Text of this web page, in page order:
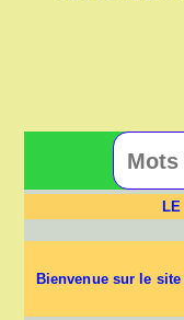
Bienvenue sur le